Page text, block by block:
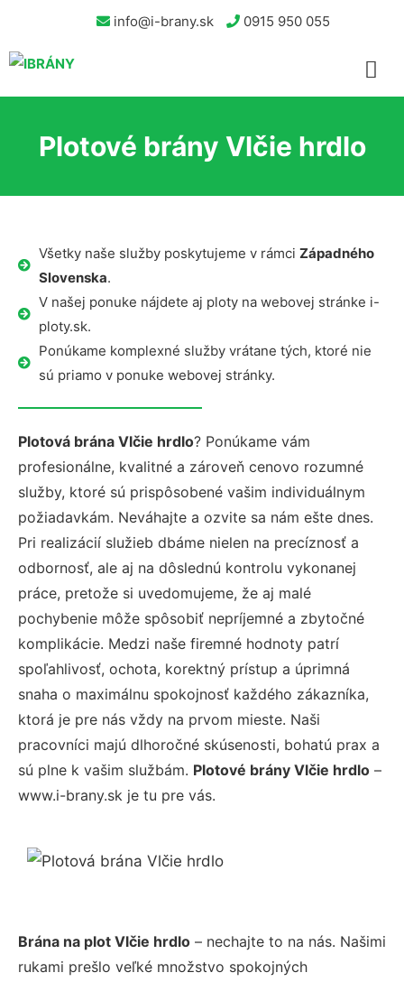
info@i-brany.sk 0915 950 055
Plotové brány Vlčie hrdlo
Všetky naše služby poskytujeme v rámci Západného
Slovenska.
V našej ponuke nájdete aj ploty na webovej stránke i-
ploty.sk.
Ponúkame komplexné služby vrátane tých, ktoré nie
sú priamo v ponuke webovej stránky.
Plotová brána Vlčie hrdlo? Ponúkame vám
profesionálne, kvalitné a zároveň cenovo rozumné
služby, ktoré sú prispôsobené vašim individuálnym
požiadavkám. Neváhajte a ozvite sa nám ešte dnes.
Pri realizácií služieb dbáme nielen na precíznosť a
odbornosť, ale aj na dôslednú kontrolu vykonanej
práce, pretože si uvedomujeme, že aj malé
pochybenie môže spôsobiť nepríjemné a zbytočné
komplikácie. Medzi naše firemné hodnoty patrí
spoľahlivosť, ochota, korektný prístup a úprimná
snaha o maximálnu spokojnosť každého zákazníka,
ktorá je pre nás vždy na prvom mieste. Naši
pracovníci majú dlhoročné skúsenosti, bohatú prax a
sú plne k vašim službám. Plotové brány Vlčie hrdlo –
www.i-brany.sk je tu pre vás.
Brána na plot Vlčie hrdlo – nechajte to na nás. Našimi
rukami prešlo veľké množstvo spokojných